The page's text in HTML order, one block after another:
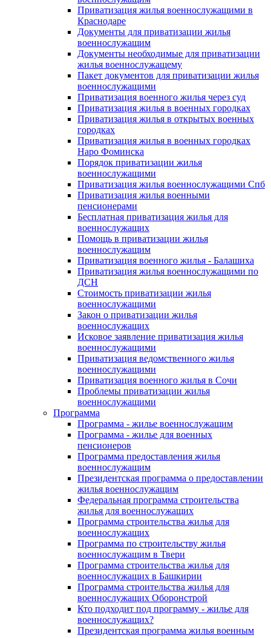
Приватизация жилья военнослужащими в
Краснодаре
Документы для приватизации жилья
военнослужащим
Документы необходимые для приватизации
жилья военнослужащему
Пакет документов для приватизации жилья
военнослужащими
Приватизация военного жилья через суд
Приватизация жилья в военных городках
Приватизация жилья в открытых военных
городках
Приватизация жилья в военных городках
Наро Фоминска
Порядок приватизации жилья
военнослужащими
Приватизация жилья военнослужащими Спб
Приватизация жилья военными
пенсионерами
Бесплатная приватизация жилья для
военнослужащих
Помощь в приватизации жилья
военнослужащим
Приватизация военного жилья - Балашиха
Приватизация жилья военнослужащими по
ДСН
Стоимость приватизации жилья
военнослужащими
Закон о приватизации жилья
военнослужащих
Исковое заявление приватизация жилья
военнослужащими
Приватизация ведомственного жилья
военнослужащими
Приватизация военного жилья в Сочи
Проблемы приватизации жилья
военнослужащими
Программа
Программа - жилье военнослужащим
Программа - жилье для военных
пенсионеров
Программа предоставления жилья
военнослужащим
Президентская программа о предоставлении
жилья военнослужащим
Федеральная программа строительства
жилья для военнослужащих
Программа строительства жилья для
военнослужащих
Программа по строительству жилья
военнослужащим в Твери
Программа строительства жилья для
военнослужащих в Башкирии
Программа строительства жилья для
военнослужащих Оборонстрой
Кто подходит под программу - жилье для
военнослужащих?
Президентская программа жилья военным